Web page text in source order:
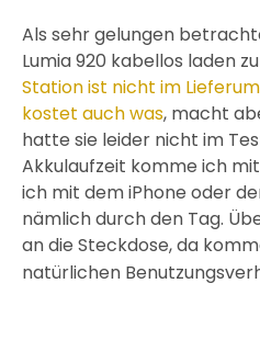
Als sehr gelungen
Lumia 920 kabellos laden
Station ist nicht im
kostet auch was, macht
hatte sie leider nicht im
Akkulaufzeit komme ich
ich mit dem iPhone oder
nämlich durch den Tag.
an die Steckdose, da
natürlichen